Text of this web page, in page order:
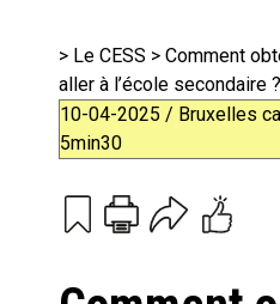
> Le CESS > Comment
aller à l’école secondaire ?
10-04-2025 / Bruxelles
5min30
PrintEmail